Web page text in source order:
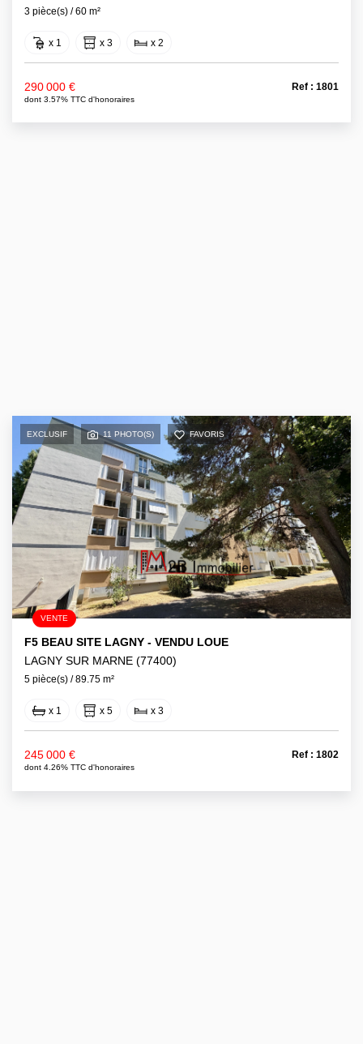
3 pièce(s) / 60 m²
x 1 x 3 x 2
290 000 €
dont 3.57% TTC d'honoraires
Ref : 1801
EXCLUSIF 11 PHOTO(S) FAVORIS
VENTE
F5 BEAU SITE LAGNY - VENDU LOUE
LAGNY SUR MARNE (77400)
5 pièce(s) / 89.75 m²
x 1 x 5 x 3
245 000 €
dont 4.26% TTC d'honoraires
Ref : 1802